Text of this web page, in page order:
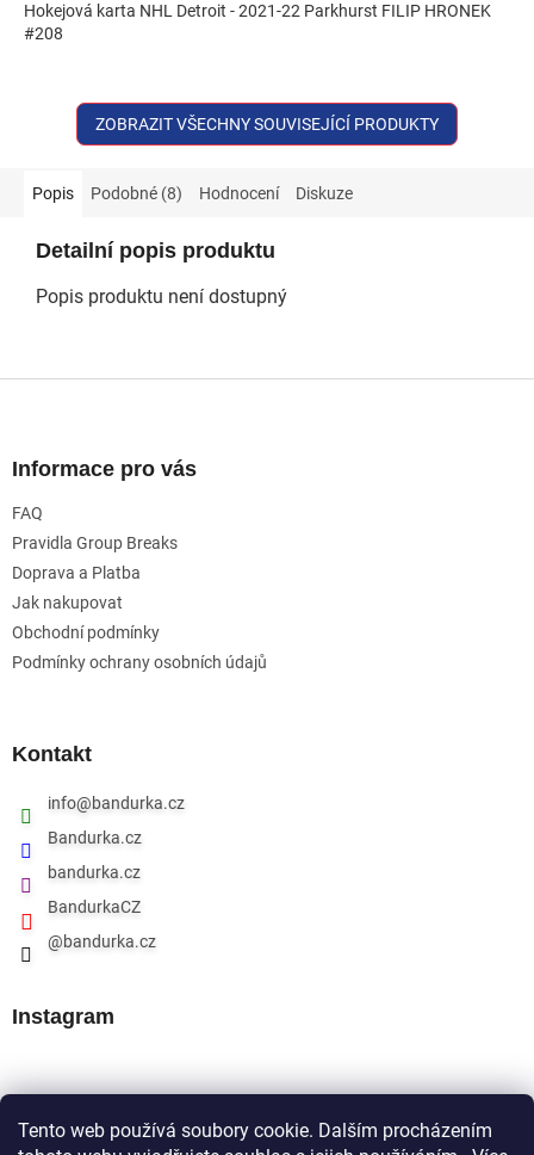
Tento web používá soubory cookie. Dalším procházením
Hokejová karta NHL Detroit - 2021-22 Parkhurst FILIP HRONEK
#208
ZOBRAZIT VŠECHNY SOUVISEJÍCÍ PRODUKTY
Popis Podobné (8) Hodnocení Diskuze
Detailní popis produktu
Popis produktu není dostupný
Informace pro vás
FAQ
Pravidla Group Breaks
Doprava a Platba
Jak nakupovat
Obchodní podmínky
Podmínky ochrany osobních údajů
Kontakt
info@bandurka.cz
Bandurka.cz
bandurka.cz
BandurkaCZ
@bandurka.cz
Instagram